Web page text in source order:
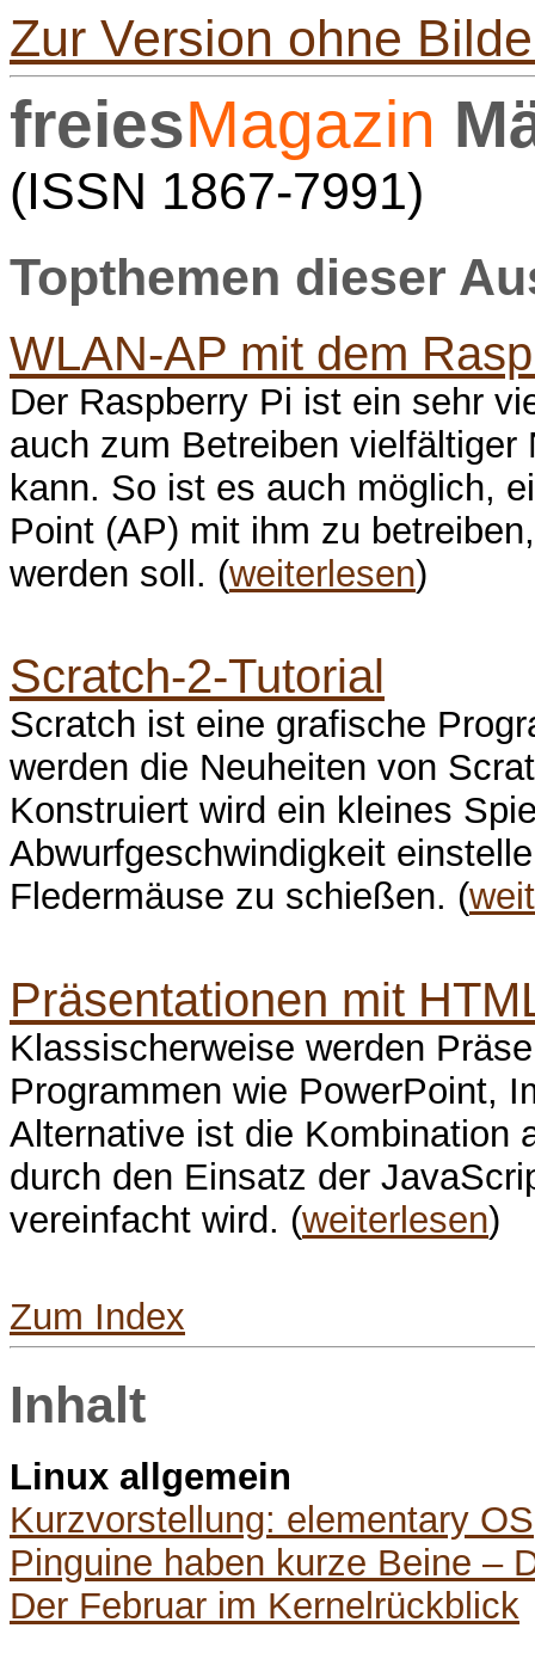
Zur Version ohne
freiesMagazin
(ISSN 1867-7991)
Topthemen dieser
WLAN-AP mit dem
Der Raspberry Pi ist ein sehr
auch zum Betreiben
kann. So ist es auch möglich,
Point (AP) mit ihm zu
werden soll. (weiterlesen)
Scratch-2-Tutorial
Scratch ist eine grafische
werden die Neuheiten von
Konstruiert wird ein kleines
Abwurfgeschwindigkeit
Fledermäuse zu schießen. (
Präsentationen mit
Klassischerweise werden
Programmen wie PowerPoint,
Alternative ist die Kombination
durch den Einsatz der
vereinfacht wird. (weiterlesen)
Zum Index
Inhalt
Linux allgemein
Kurzvorstellung: elementary OS
Pinguine haben kurze Beine –
Der Februar im Kernelrückblick